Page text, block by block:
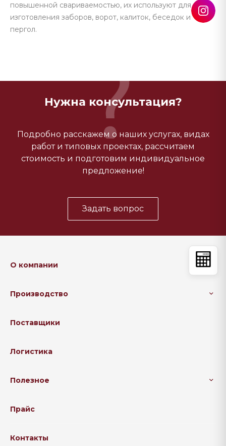
повышенной свариваемостью, их используют для
изготовления заборов, ворот, калиток, беседок и
пергол.
Нужна консультация?
Подробно расскажем о наших услугах, видах
работ и типовых проектах, рассчитаем
стоимость и подготовим индивидуальное
предложение!
Задать вопрос
О компании
Производство
Поставщики
Логистика
Полезное
Прайс
Контакты